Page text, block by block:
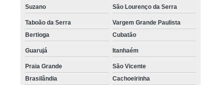
Suzano São Lourenço da Serra
Taboão da Serra
Vargem Grande Paulista
Bertioga
Cubatão
Guarujá Itanhaém
Praia Grande
São Vicente
Brasilândia
Cachoeirinha